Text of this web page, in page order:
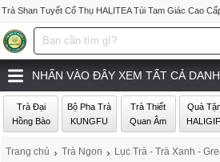
Trà Shan Tuyết Cổ Thụ HALITEA Túi Tam Giác Cao
NHẤN VÀO ĐÂY XEM TẤT CẢ
Trà Đại
Hồng Bào
Bộ Pha Trà
KUNGFU
Trà Thiết
Quan Âm
Quà
Trang chủ › Trà Ngon › Lục Trà - Trà Xanh -